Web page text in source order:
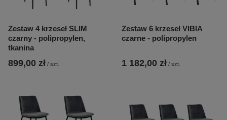
Zestaw 4 krzeseł SLIM
czarny - polipropylen,
tkanina
899,00 zł / szt.
Zestaw 6 krzeseł VIBIA
czarne - polipropylen
1 182,00 zł / szt.